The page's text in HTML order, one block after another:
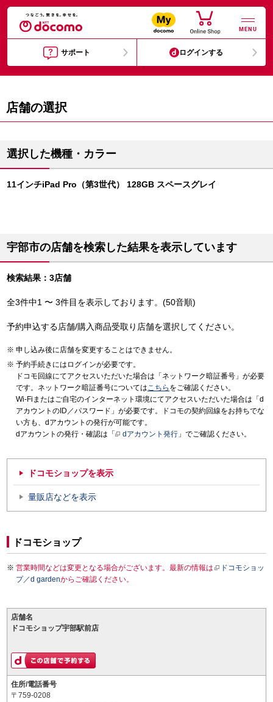
MENU
サポート ログインする
店舗の選択
選択した機種・カラー
11インチiPad Pro（第3世代） 128GB スペースグレイ
宇部市の店舗を検索した結果を表示しています
検索結果：3店舗
全3件中1 〜 3件目を表示しております。(50音順)
予約申込する店舗/購入商品受取り店舗を選択してください。
申し込み後に店舗を変更することはできません。
予約手続きにはログインが必要です。
ドコモ回線にてアクセスいただいた場合は「ネットワーク暗証番号」が必要
です。ネットワーク暗証番号についてはこちら をご確認ください。
Wi-Fiまたはご自宅のインターネット環境にてアクセスいただいた場合は「d
アカウントのID／パスワード」が必要です。ドコモの契約回線をお持ちでな
い方も、dアカウントの発行が可能です。
dアカウントの発行・確認は「
dアカウント発行 」でご確認ください。
ドコモショップを表示
量販店などを表示
ドコモショップ
営業時間などは変更となる場合がございます。最新の情報は
ドコモショッ
プ／d gardenからご確認ください。
店舗名
ドコモショップ宇部駅前店
住所/電話番号
〒759-0208